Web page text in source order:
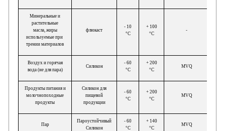
Минеральные и
растительные
масла, жиры
используемые при
трении материалов
флюкаст
- 10
°C
+ 100
°C
-
Воздух и горячая
вода (не для пара)
Силикон
- 60
°C
+ 200
°C
MVQ
Продукты питания и
молочнопоходные
продукты
Силикон для
пищевой
продукции
- 60
°C
+ 200
°C
MVQ
Пар
Пароустойчивый
Силикон
- 60
°C
+ 140
°C
MVQ